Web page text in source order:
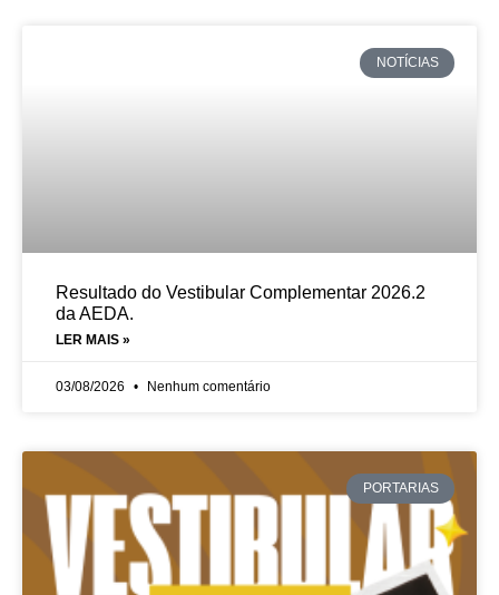
NOTÍCIAS
Resultado do Vestibular Complementar 2026.2
da AEDA.
LER MAIS »
03/08/2026 Nenhum comentário
PORTARIAS